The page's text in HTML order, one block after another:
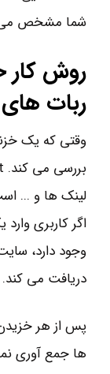
شما مشخص می
روش کار
ربات
لینک ها و ...
دریافت می کند.
پس از هر